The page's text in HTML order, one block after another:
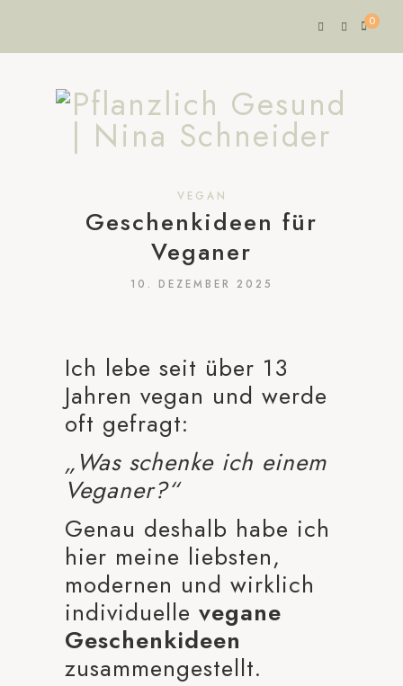
0
VEGAN
Geschenkideen für
Veganer
10. DEZEMBER 2025
Ich lebe seit über 13
Jahren vegan und werde
oft gefragt:
„Was schenke ich einem
Veganer?“
Genau deshalb habe ich
hier meine liebsten,
modernen und wirklich
individuelle vegane
Geschenkideen
zusammengestellt.